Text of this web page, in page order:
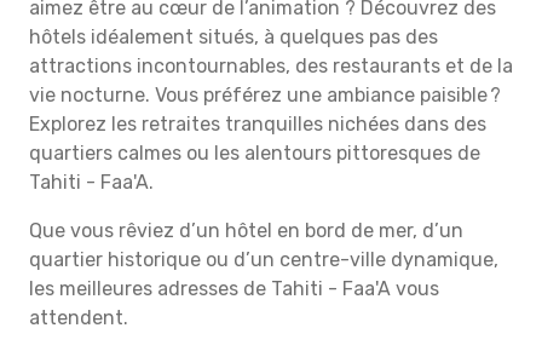
aimez être au cœur de l’animation ? Découvrez des
hôtels idéalement situés, à quelques pas des
attractions incontournables, des restaurants et de la
vie nocturne. Vous préférez une ambiance paisible ?
Explorez les retraites tranquilles nichées dans des
quartiers calmes ou les alentours pittoresques de
Tahiti - Faa'A.
Que vous rêviez d’un hôtel en bord de mer, d’un
quartier historique ou d’un centre-ville dynamique,
les meilleures adresses de Tahiti - Faa'A vous
attendent.